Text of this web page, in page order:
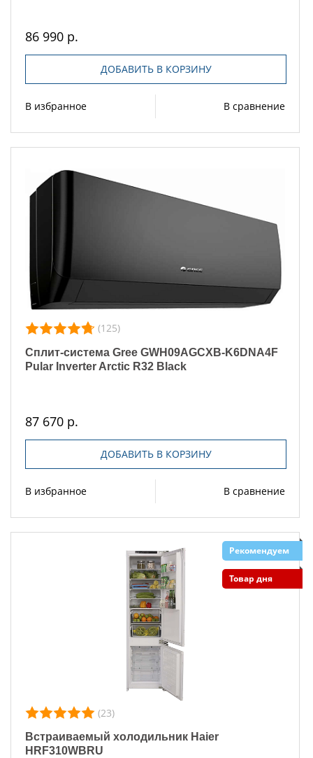
86 990 р.
ДОБАВИТЬ В КОРЗИНУ
В избранное В сравнение
(125)
Сплит-система Gree GWH09AGCXB-K6DNA4F
Pular Inverter Arctic R32 Black
87 670 р.
ДОБАВИТЬ В КОРЗИНУ
В избранное В сравнение
Рекомендуем
Товар дня
(23)
Встраиваемый холодильник Haier
HRF310WBRU